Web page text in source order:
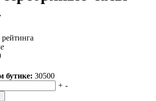
бутике: 30500
+ -